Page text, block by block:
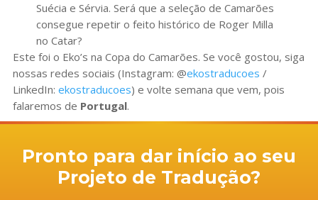
Suécia e Sérvia. Será que a seleção de Camarões
consegue repetir o feito histórico de Roger Milla
no Catar?
Este foi o Eko’s na Copa do Camarões. Se você gostou, siga
nossas redes sociais (Instagram: @ekostraducoes /
LinkedIn: ekostraducoes) e volte semana que vem, pois
falaremos de Portugal.
Pronto para dar início ao seu
Projeto de Tradução?